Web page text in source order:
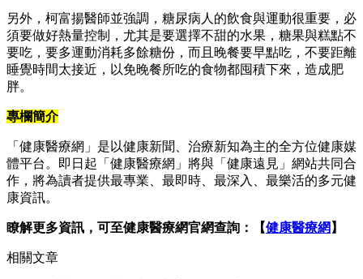
另外，柯富揚醫師並強調，糖尿病人的飲食與運動很重要，必
須要做好熱量控制，尤其是要選擇不甜的水果，糖果與糕點不
要吃，要多運動消耗多餘糖份，而且晚餐要早點吃，不要距離
睡覺時間太接近，以免晚餐所吃的食物都囤積下來，造成肥
胖。
專欄簡介
「健康醫療網」是以健康新聞、治療新知為主的全方位健康媒
體平台。即日起「健康醫療網」將與「健康遠見」網站共同合
作，將為讀者提供最專業、最即時、最深入、最樂活的多元健
康資訊。
瞭解更多資訊，可至健康醫療網官網查詢：【健康醫療網 】
相關文章